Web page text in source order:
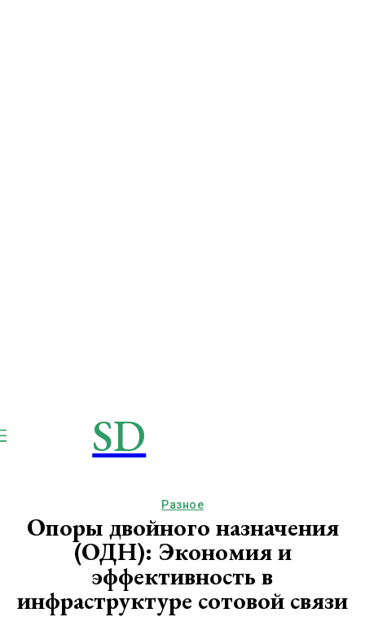
SD
Разное
Опоры двойного назначения
(ОДН): Экономия и
эффективность в
инфраструктуре сотовой связи